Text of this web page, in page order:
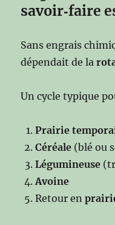
savoir‑faire
Sans engrais
dépendait de la
Un cycle typique
Prairie
Céréale (blé ou
Légumineuse
Avoine
Retour en